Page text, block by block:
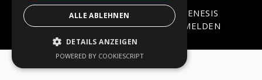
COPYRIGHT © 2026 · ON
GENESIS
FRAMEWORK·WORDPRESS·ANMELDEN
ALLE ABLEHNEN
DETAILS ANZEIGEN
POWERED BY COOKIESCRIPT